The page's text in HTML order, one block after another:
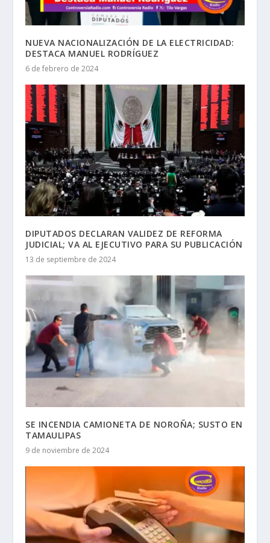
NUEVA NACIONALIZACIÓN DE LA ELECTRICIDAD:
DESTACA MANUEL RODRÍGUEZ
6 de febrero de 2024
DIPUTADOS DECLARAN VALIDEZ DE REFORMA
JUDICIAL; VA AL EJECUTIVO PARA SU PUBLICACIÓN
13 de septiembre de 2024
SE INCENDIA CAMIONETA DE NOROÑA; SUSTO EN
TAMAULIPAS
9 de noviembre de 2024